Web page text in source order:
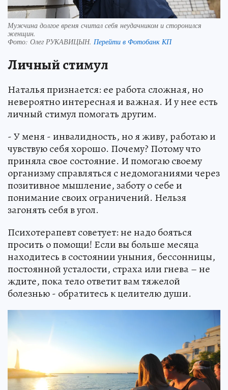
Мужчина долгое время считал себя неудачником и сторонился
женщин.
Фото: Олег РУКАВИЦЫН. Перейти в Фотобанк КП
Личный стимул
Наталья признается: ее работа сложная, но
невероятно интересная и важная. И у нее есть
личный стимул помогать другим.
- У меня - инвалидность, но я живу, работаю и
чувствую себя хорошо. Почему? Потому что
приняла свое состояние. И помогаю своему
организму справляться с недомоганиями через
позитивное мышление, заботу о себе и
понимание своих ограничений. Нельзя
загонять себя в угол.
Психотерапевт советует: не надо бояться
просить о помощи! Если вы больше месяца
находитесь в состоянии уныния, бессонницы,
постоянной усталости, страха или гнева – не
ждите, пока тело ответит вам тяжелой
болезнью - обратитесь к целителю души.